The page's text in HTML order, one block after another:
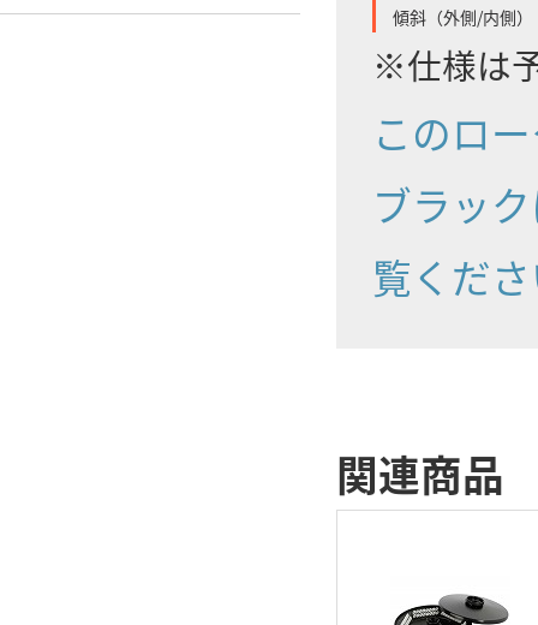
傾斜（外側/内側）
※仕様は
このロ
ブラッ
覧くだ
関連商品